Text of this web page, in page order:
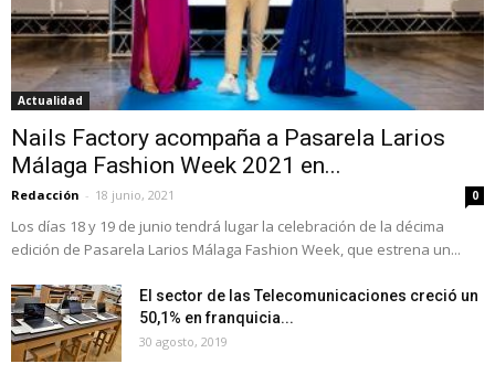
Actualidad
Nails Factory acompaña a Pasarela Larios
Málaga Fashion Week 2021 en...
Redacción - 18 junio, 2021 0
Los días 18 y 19 de junio tendrá lugar la celebración de la décima
edición de Pasarela Larios Málaga Fashion Week, que estrena un...
El sector de las Telecomunicaciones creció un
50,1% en franquicia...
30 agosto, 2019